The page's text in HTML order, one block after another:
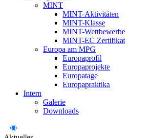
MINT
MINT-Aktivitäten
MINT-Klasse
MINT-Wettbewerbe
MINT-EC Zertifikat
Europa am MPG
Europaprofil
Europaprojekte
Europatage
Europapraktika
Intern
Galerie
Downloads